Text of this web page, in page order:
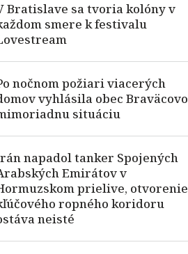
Bratislave sa tvoria kolóny v
smere k festivalu
nočnom požiari viacerých
vyhlásila obec Braväcovo
situáciu
napadol tanker Spojených
Emirátov v
prielive, otvorenie
ropného koridoru
neisté